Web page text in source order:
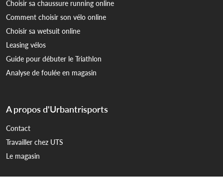
Choisir sa chaussure running online
Comment choisir son vélo online
Choisir sa wetsuit online
Leasing vélos
Guide pour débuter le Triathlon
Analyse de foulée en magasin
A propos d'Urbantrisports
Contact
Travailler chez UTS
Le magasin